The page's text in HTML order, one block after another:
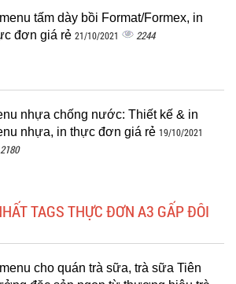
menu tấm dày bồi Format/Formex, in
đơn giá rẻ 21/10/2021 2244
nhựa chống nước: Thiết kế & in
nhựa, in thực đơn giá rẻ 19/10/2021
2180
TAGS THỰC ĐƠN A3 GẤP ĐÔI
menu cho quán trà sữa, trà sữa Tiên